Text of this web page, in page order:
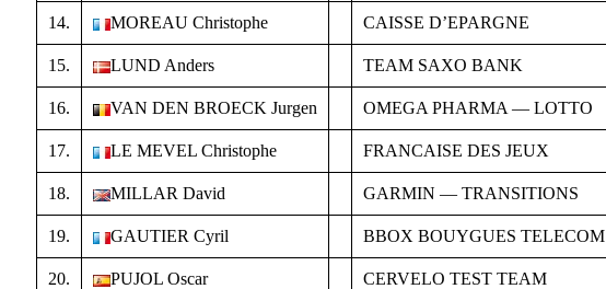
14. MOREAU Christophe CAISSE D’EPARGNE
15. LUND Anders TEAM SAXO BANK
16. VAN DEN BROECK Jurgen OMEGA PHARMA — LOTTO
17. LE MEVEL Christophe FRANCAISE DES JEUX
18. MILLAR David GARMIN — TRANSITIONS
19. GAUTIER Cyril BBOX BOUYGUES TELECOM
20. PUJOL Oscar CERVELO TEST TEAM